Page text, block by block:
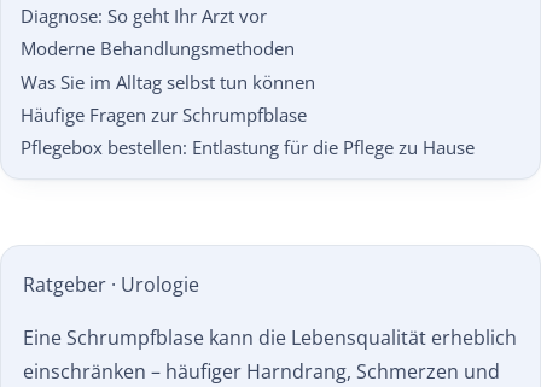
Diagnose: So geht Ihr Arzt vor
Moderne Behandlungsmethoden
Was Sie im Alltag selbst tun können
Häufige Fragen zur Schrumpfblase
Pflegebox bestellen: Entlastung für die Pflege zu Hause
Ratgeber · Urologie
Eine Schrumpfblase kann die Lebensqualität erheblich
einschränken – häufiger Harndrang, Schmerzen und